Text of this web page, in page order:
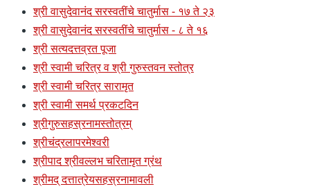
श्री वासुदेवानंद सरस्वतींचे चातुर्मास - १७ ते २३
श्री वासुदेवानंद सरस्वतींचे चातुर्मास - ८ ते १६
श्री सत्यदत्तव्रत पूजा
श्री स्वामी चरित्र व श्री गुरुस्तवन स्तोत्र
श्री स्वामी चरित्र सारामृत
श्री स्वामी समर्थ प्रकटदिन
श्रीगुरुसहस्रनामस्तोत्रम्
श्रीचंद्रलापरमेश्वरी
श्रीपाद श्रीवल्लभ चरितामृत ग्रंथ
श्रीमद् दत्तात्रेयसहस्रनामावली